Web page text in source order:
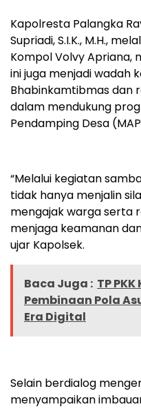
Kapolresta Palangka
Supriadi, S.I.K., M.H.,
Kompol Volvy Apriana,
ini juga menjadi wadah
Bhabinkamtibmas dan
dalam mendukung
Pendamping Desa
“Melalui kegiatan
tidak hanya menjalin
mengajak warga serta
menjaga keamanan
ujar Kapolsek.
Baca Juga : TP
Pembinaan Pola
Era Digital
Selain berdialog
menyampaikan